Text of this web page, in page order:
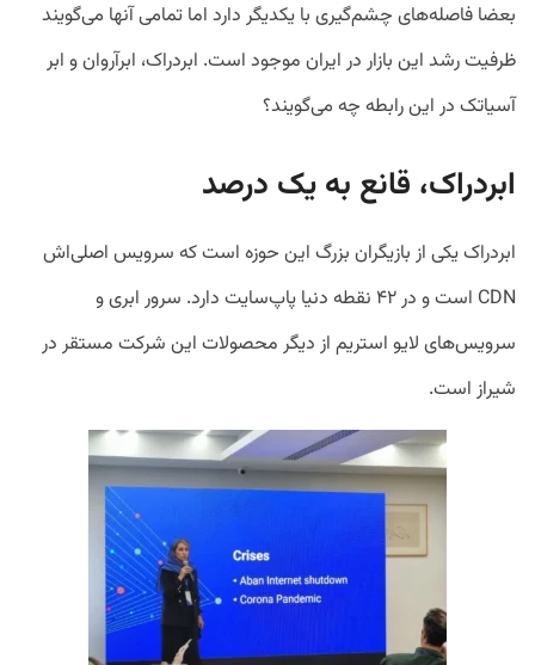
بعضا فاصله‌های چشم‌گیری با یکدیگر دارد اما تمامی آنها می‌گویند
ظرفیت رشد این بازار در ایران موجود است. ابردراک، ابرآروان و ابر
آسیاتک در این رابطه چه می‌گویند؟
ابردراک، قانع به یک درصد
ابردراک یکی از بازیگران بزرگ این حوزه است که سرویس اصلی‌اش
CDN است و در ۴۲ نقطه دنیا پاپ‌سایت دارد. سرور ابری و
سرویس‌های لایو استریم از دیگر محصولات این شرکت مستقر در
شیراز است.